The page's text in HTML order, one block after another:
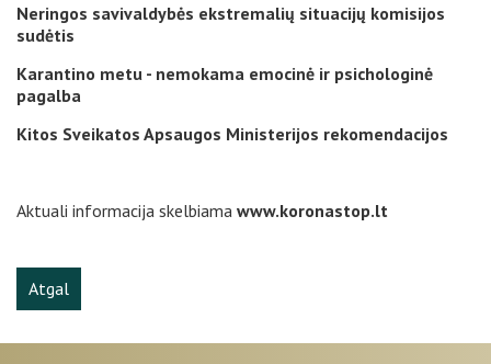
Neringos savivaldybės ekstremalių situacijų komisijos
sudėtis
Karantino metu - nemokama emocinė ir psichologinė
pagalba
Kitos Sveikatos Apsaugos Ministerijos rekomendacijos
Aktuali informacija skelbiama www.koronastop.lt
Atgal